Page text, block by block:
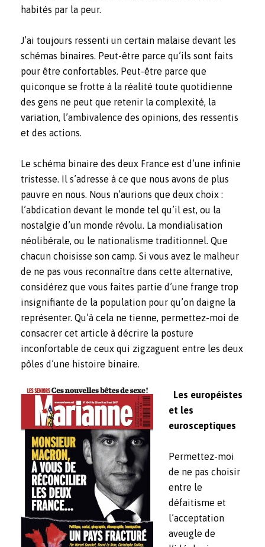
habités par la peur.
J’ai toujours ressenti un certain malaise devant les
schémas binaires. Peut-être parce qu’ils sont faits
pour être confortables. Peut-être parce que
quiconque se frotte à la réalité toute quotidienne
des gens ne peut que retenir la complexité, la
variation, l’ambivalence des opinions, des ressentis
et des actions.
Le schéma binaire des deux France est d’une infinie
tristesse. Il s’adresse à ce que nous avons de plus
pauvre en nous. Nous n’aurions que deux choix :
l’abdication devant le monde tel qu’il est, ou la
nostalgie d’un monde révolu. La mondialisation
néolibérale, ou le nationalisme traditionnel. Que
chacun choisisse son camp. Si vous avez le malheur
de ne pas vous reconnaître dans cette alternative,
considérez que vous faites partie d’une frange trop
insignifiante de la population pour qu’on daigne la
représenter. Qu’à cela ne tienne, permettez-moi de
consacrer cet article à décrire la posture
inconfortable de ceux qui zigzaguent entre les deux
pôles d’une histoire binaire.
Les européistes
et les
eurosceptiques
Permettez-moi
de ne pas choisir
entre le
défaitisme et
l’acceptation
aveugle de